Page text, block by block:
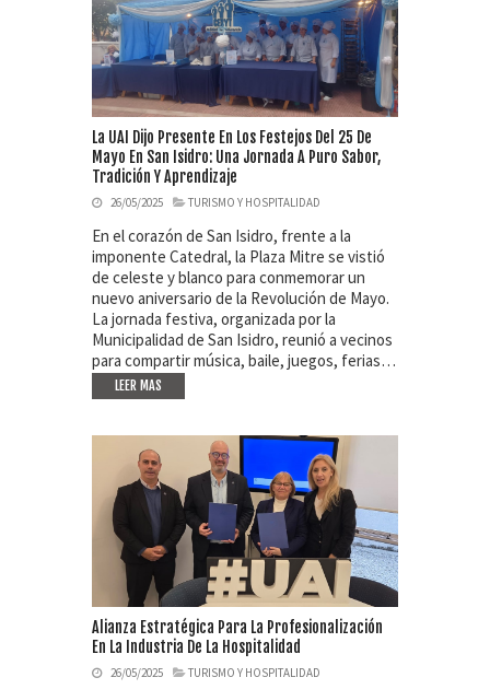
La UAI Dijo Presente En Los Festejos Del 25 De
Mayo En San Isidro: Una Jornada A Puro Sabor,
Tradición Y Aprendizaje
26/05/2025 TURISMO Y HOSPITALIDAD
En el corazón de San Isidro, frente a la
imponente Catedral, la Plaza Mitre se vistió
de celeste y blanco para conmemorar un
nuevo aniversario de la Revolución de Mayo.
La jornada festiva, organizada por la
Municipalidad de San Isidro, reunió a vecinos
para compartir música, baile, juegos, ferias…
LEER MAS
Alianza Estratégica Para La Profesionalización
En La Industria De La Hospitalidad
26/05/2025 TURISMO Y HOSPITALIDAD